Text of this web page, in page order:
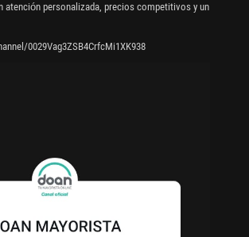
atención personalizada, precios competitivos y un
0029Vag3ZSB4CrfcMi1XK938